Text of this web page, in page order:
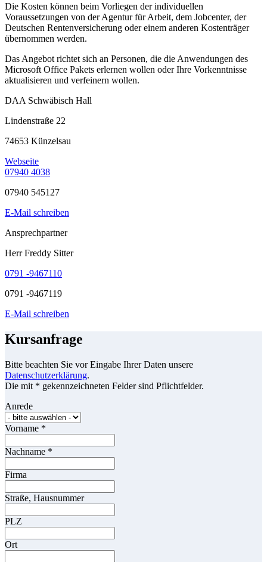
Die Kosten können beim Vorliegen der individuellen
Voraussetzungen von der Agentur für Arbeit, dem Jobcenter, der
Deutschen Rentenversicherung oder einem anderen Kostenträger
übernommen werden.
Das Angebot richtet sich an Personen, die die Anwendungen des
Microsoft Office Pakets erlernen wollen oder Ihre Vorkenntnisse
aktualisieren und verfeinern wollen.
DAA Schwäbisch Hall
Lindenstraße 22
74653 Künzelsau
Webseite
07940 4038
07940 545127
E-Mail schreiben
Ansprechpartner
Herr Freddy Sitter
0791 -9467110
0791 -9467119
E-Mail schreiben
Kursanfrage
Bitte beachten Sie vor Eingabe Ihrer Daten unsere
Datenschutzerklärung.
Die mit * gekennzeichneten Felder sind Pflichtfelder.
Anrede
Vorname *
Nachname *
Firma
Straße, Hausnummer
PLZ
Ort